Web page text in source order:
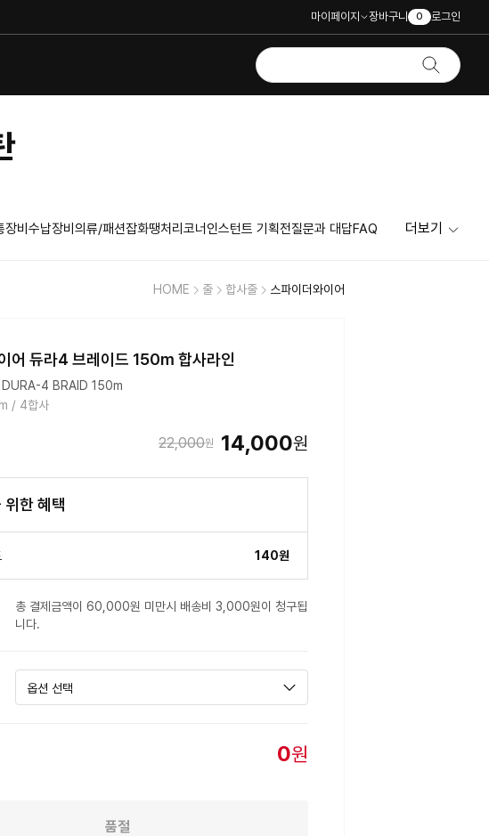
마이페이지 장바구니 0 로그인
장비 수납장비 의류/패션잡화땡처리코너 인스턴트 기획전질문과 대답FAQ 더보기
HOME 줄 합사줄 스파이더와이어
어 듀라4 브레이드 150m 합사라인
DURA-4 BRAID 150m
/ 4합사
22,000원 14,000원
위한 혜택
140원
총 결제금액이 60,000원 미만시 배송비 3,000원이 청구됩
니다.
0원
품절